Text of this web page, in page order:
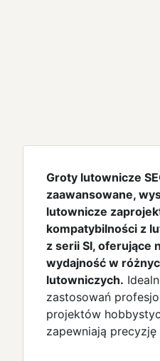
Groty lutownicze
zaawansowane,
lutownicze
kompatybilności z
z serii SI, oferujące
wydajność w
lutowniczych.
zastosowań
projektów
zapewniają precyzję